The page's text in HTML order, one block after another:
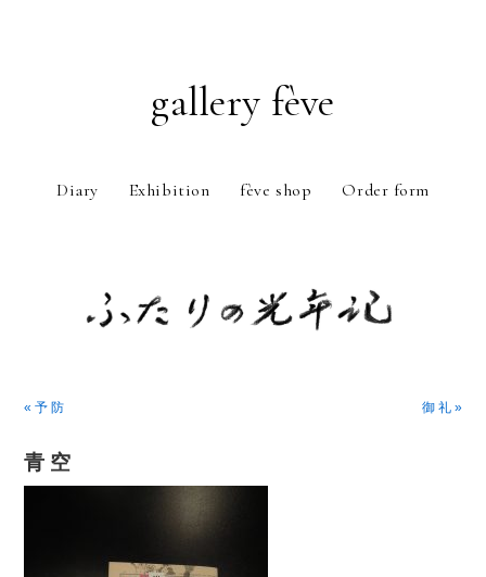
gallery fève
Diary Exhibition fève shop Order form
« 予 防
御 礼 »
青 空